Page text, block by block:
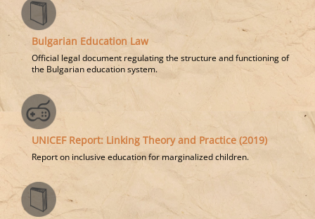
Bulgarian Education Law
Official legal document regulating the structure and functioning of
the Bulgarian education system.
UNICEF Report: Linking Theory and Practice (2019)
Report on inclusive education for marginalized children.